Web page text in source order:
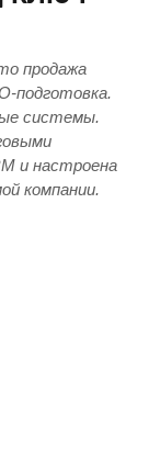
продажа
подготовка.
системы.
и настроена
компании.